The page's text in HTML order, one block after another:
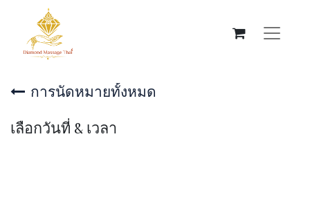
การนัดหมายทั้งหมด
เลือกวันที่ & เวลา